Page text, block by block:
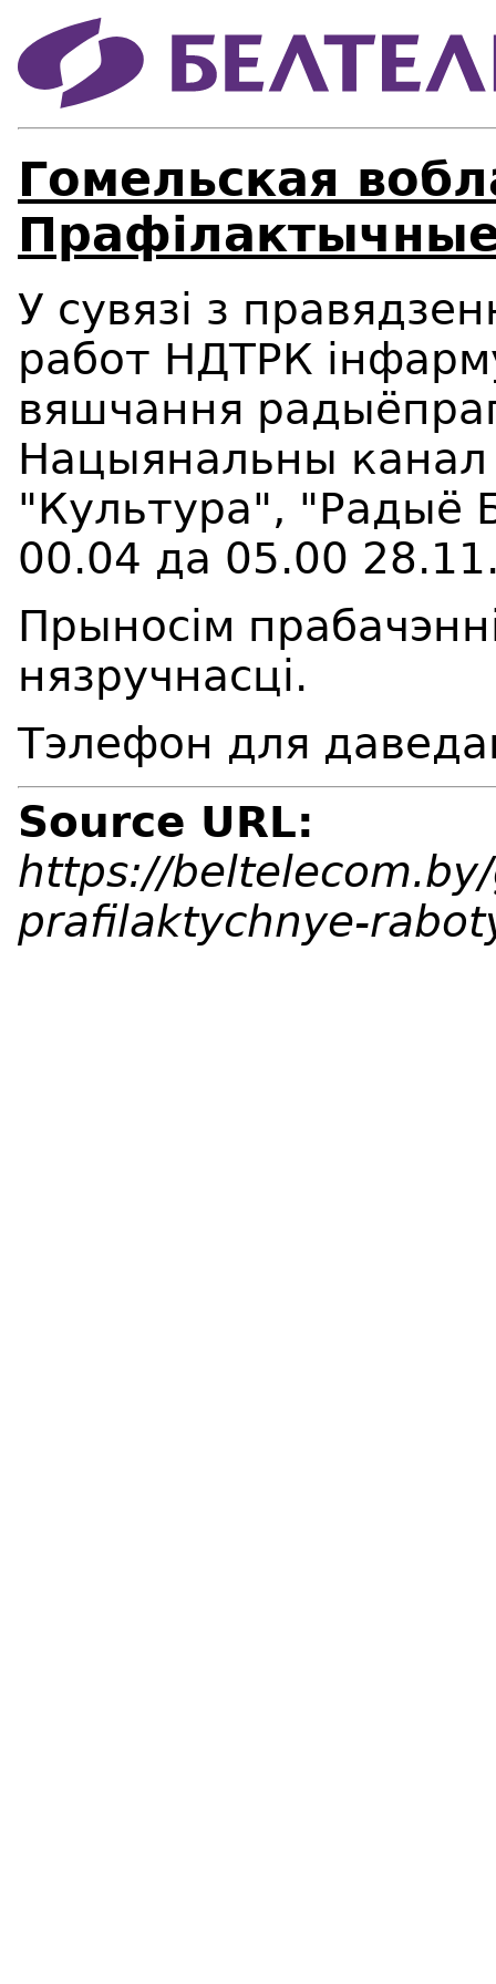
Гомельская
У сувязі з
работ НДТРК
вяшчання
Нацыянальны
"Культура", "Радыё
00.04 да 05.00
Прыносім
нязручнасці.
Тэлефон для
Source URL:
https://
prafilaktychnye-